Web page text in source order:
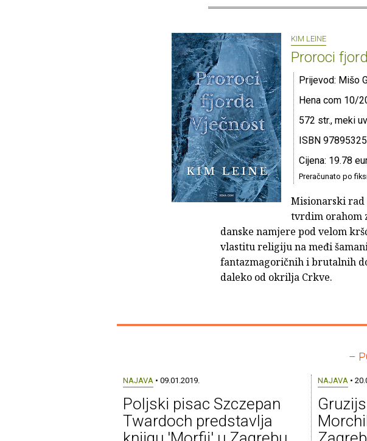
KIM LEINE
Proroci
Prijevod: Mišo
Hena com 10/
572 str., meki
ISBN
Cijena: 19.78
Preračunato po
Misionarski rad
tvrdim orahom
danske namjere pod velom
vlastitu religiju na međi
fantazmagoričnih i brutalnih
daleko od okrilja Crkve.
–
NAJAVA • 09.01.2019.
Poljski pisac Szczepan
Twardoch predstavlja
NAJAVA •